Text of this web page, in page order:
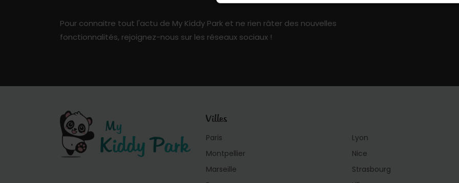
Pour connaitre tout l'actu de My Kiddy Park et ne rien râter des nouvelles
fonctionnalités, rejoignez-nous sur les réseaux sociaux !
Villes
Paris
Montpellier
Marseille
Lyon
Nice
Strasbourg